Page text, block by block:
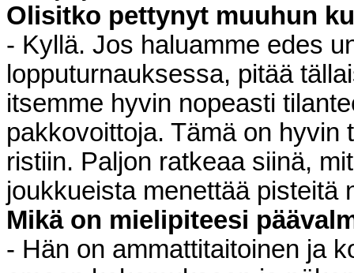
Olisitko pettynyt muuhun
- Kyllä. Jos haluamme edes
lopputurnauksessa, pitää
itsemme hyvin nopeasti
pakkovoittoja. Tämä on hyvin
ristiin. Paljon ratkeaa siinä,
joukkueista menettää pisteitä
Mikä on mielipiteesi
- Hän on ammattitaitoinen ja